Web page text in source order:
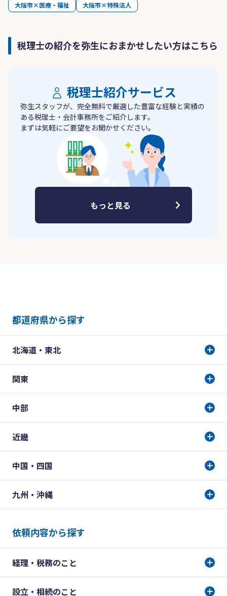
大阪市×医療・福祉
大阪市×特殊法人
税理士の紹介を弥生におまかせしたい方はこちら
税理士紹介サービス
弥生スタッフが、完全無料で厳選した豊富な経験と実績の
ある税理士・会計事務所をご紹介します。
まずは気軽にご要望をお聞かせください。
もっと見る
都道府県から探す
北海道・東北
関東
中部
近畿
中国・四国
九州・沖縄
依頼内容から探す
経理・税務のこと
設立・相続のこと